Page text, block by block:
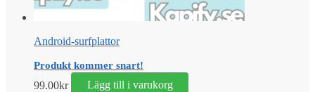
Android-surfplattor
Produkt kommer snart!
99.00kr Lägg till i varukorg